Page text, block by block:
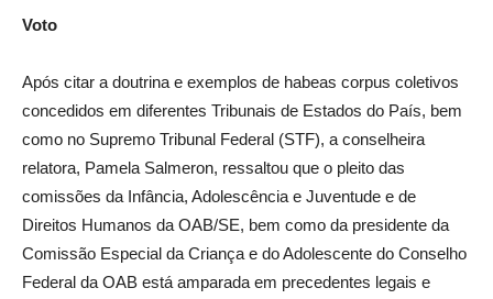
Voto
Após citar a doutrina e exemplos de habeas corpus coletivos
concedidos em diferentes Tribunais de Estados do País, bem
como no Supremo Tribunal Federal (STF), a conselheira
relatora, Pamela Salmeron, ressaltou que o pleito das
comissões da Infância, Adolescência e Juventude e de
Direitos Humanos da OAB/SE, bem como da presidente da
Comissão Especial da Criança e do Adolescente do Conselho
Federal da OAB está amparada em precedentes legais e